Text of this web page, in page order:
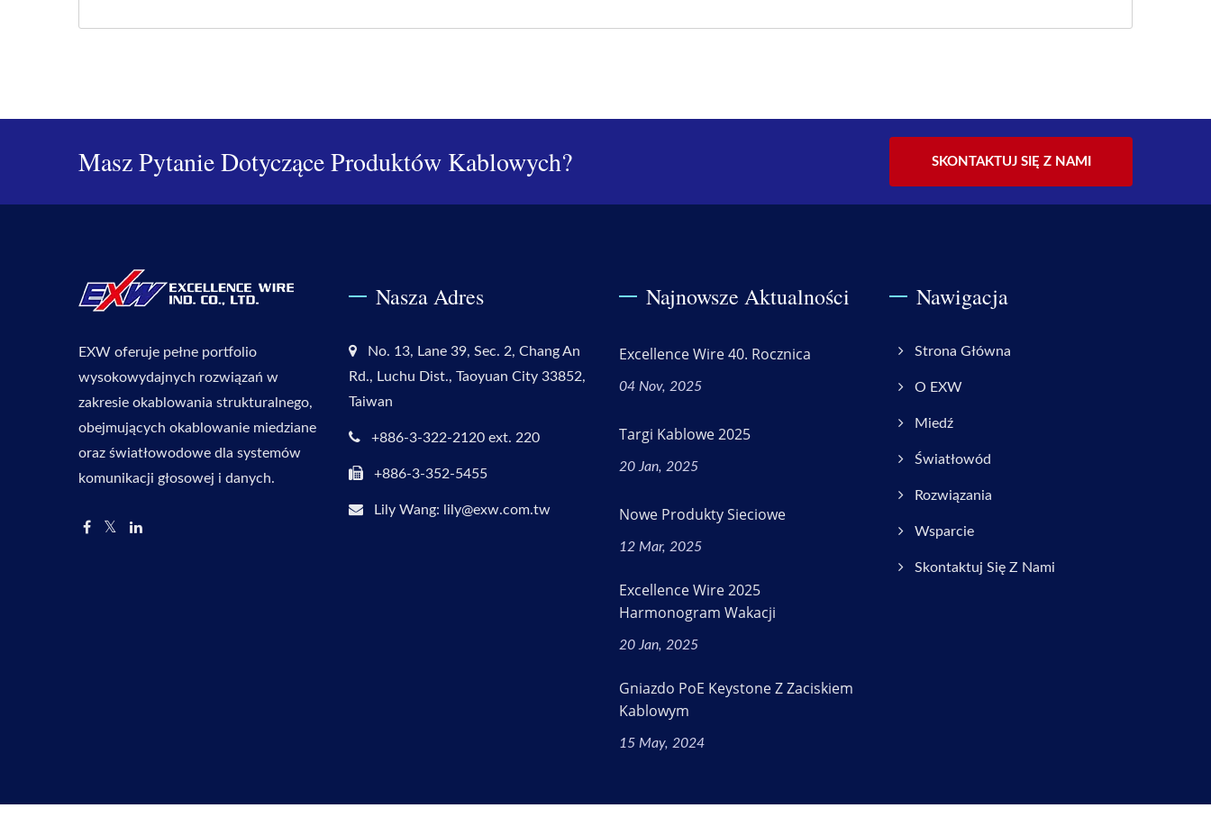
Masz Pytanie Dotyczące Produktów Kablowych? SKONTAKTUJ SIĘ Z NAMI
EXW oferuje pełne portfolio
wysokowydajnych rozwiązań w
zakresie okablowania strukturalnego,
obejmujących okablowanie miedziane
oraz światłowodowe dla systemów
komunikacji głosowej i danych.
Nasza Adres
No. 13, Lane 39, Sec. 2, Chang An
Rd., Luchu Dist., Taoyuan City 33852,
Taiwan
+886-3-322-2120 ext. 220
+886-3-352-5455
Lily Wang: lily@exw.com.tw
Najnowsze Aktualności
Excellence Wire 40. Rocznica
04 Nov, 2025
Targi Kablowe 2025
20 Jan, 2025
Nowe Produkty Sieciowe
12 Mar, 2025
Excellence Wire 2025
Harmonogram Wakacji
20 Jan, 2025
Gniazdo PoE Keystone Z Zaciskiem
Kablowym
15 May, 2024
Nawigacja
Strona Główna
O EXW
Miedź
Światłowód
Rozwiązania
Wsparcie
Skontaktuj Się Z Nami